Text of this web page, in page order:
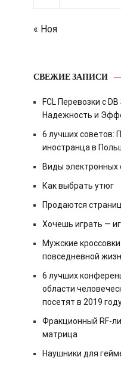
« Ноя
СВЕЖИЕ ЗАПИСИ
FCL Перевозки с
Надежность и
6 лучших советов:
иностранца в
Виды электронных
Как выбрать утюг
Продаются
Хочешь играть —
Мужские
повседневной
6 лучших
области
посетят в 2019
Фракционный RF-
матрица
Наушники для